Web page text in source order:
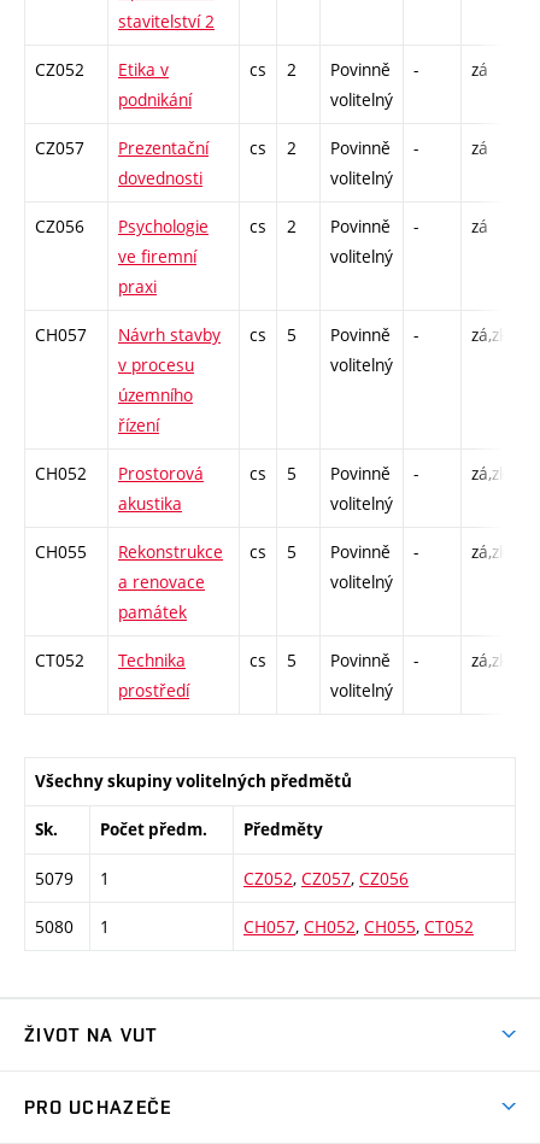
stavitelství 2
CZ052
Etika v
podnikání
cs 2
Povinně
volitelný
- zá
CZ057
Prezentační
dovednosti
cs 2
Povinně
volitelný
- zá
CZ056
Psychologie
ve firemní
praxi
cs 2
Povinně
volitelný
- zá
CH057
Návrh stavby
v procesu
územního
řízení
cs 5
Povinně
volitelný
- zá,zk
CH052
Prostorová
akustika
cs 5
Povinně
volitelný
- zá,zk
CH055
Rekonstrukce
a renovace
památek
cs 5
Povinně
volitelný
- zá,zk
CT052
Technika
prostředí
cs 5
Povinně
volitelný
- zá,zk
Všechny skupiny volitelných předmětů
Sk. Počet předm. Předměty
5079 1 CZ052, CZ057, CZ056
5080 1 CH057, CH052, CH055, CT052
ŽIVOT NA VUT
PRO UCHAZEČE